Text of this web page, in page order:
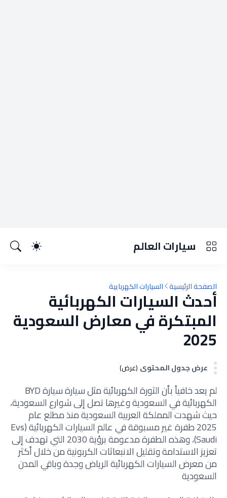
سيارات العالم
الصفحة الرئيسية السيارات الكهربايية
أحدث السيارات الكهربائية
المبتكرة في معارض السعودية
2025
عرض جدول المحتوى (عرض)
لم يعد خافياً بأن الثورة الكهربائية مثل سيارة سيارة BYD
الكهربائية في السعودية وغيرها تصل إلى شوارع السعودية،
حيث شهدت المملكة العربية السعودية منذ مطلع عام
2025 طفرة غير مسبوقة في عالم السيارات الكهربائية (Evs
Saudi)، وهذه الطفرة مدعومة برؤية 2030 التي تهدف إلى
تعزيز الاستدامة وتقليل الانبعاثات الكربونية من خلال أكثر
من معرض السيارات الكهربائية الرياض وجدة وباقي المدن
السعودية